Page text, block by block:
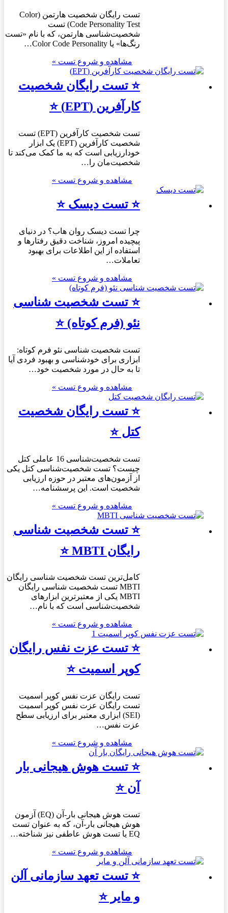
تست رایگان شخصیت هارتمن (Color
Code Personality Test) تست
شخصیت‌شناسی هارتمن، که با نام «تست
رنگ‌ها» یا Color Code Personality…
مشاهده و شروع تست »
⭐ تست رایگان شخصیت
کارآفرین (EPT) ⭐
تست شخصیت کارآفرین (EPT) تست
شخصیت کارآفرین (EPT) یک ابزار
خودارزیابی است که به ما کمک می‌کند تا
شخصیت‌مان را…
مشاهده و شروع تست »
⭐ تست دیسک ⭐
چرا تست دیسک روان هاب؟ در دنیای
پیچیده امروز، شناخت دقیق رفتارها و
استفاده از این اطلاعات برای بهبود
تعاملات…
مشاهده و شروع تست »
⭐ تست شخصیت شناسی
نئو (فرم کوتاه) ⭐
تست شخصیت شناسی نئو فرم کوتاه:
ابزاری برای خودشناسی و بهبود فردی آیا
تا به حال در مورد شخصیت خود…
مشاهده و شروع تست »
⭐ تست رایگان شخصیت
کتل ⭐
تست شخصیت‌شناسی 16 عاملی کتل
چیست؟ تست شخصیت‌شناسی کتل یکی
از آزمون‌های معتبر در حوزه ارزیابی
شخصیت است. این پرسشنامه…
مشاهده و شروع تست »
⭐ تست شخصیت شناسی
رایگان MBTI ⭐
کامل‌ترین تست شخصیت شناسی رایگان
MBTI تست شخصیت شناسی رایگان
MBTI یکی از معتبرترین ابزارهای
شخصیت‌شناسی است که با نام…
مشاهده و شروع تست »
⭐ تست عزت نفس رایگان
کوپر اسمیت ⭐
تست رایگان عزت نفس کوپر اسمیت
تست رایگان عزت نفس کوپر اسمیت
(SEI) ابزاری معتبر برای ارزیابی سطح
عزت نفس…
مشاهده و شروع تست »
⭐ تست هوش هیجانی بار
آن ⭐
تست هوش هیجانی بار-آن (EQ) آزمون
هوش هیجانی بار-آن، که به عنوان تست
EQ یا تست هوش عاطفی نیز شناخته…
مشاهده و شروع تست »
⭐ تست تعهد سازمانی آلن
و مایر ⭐